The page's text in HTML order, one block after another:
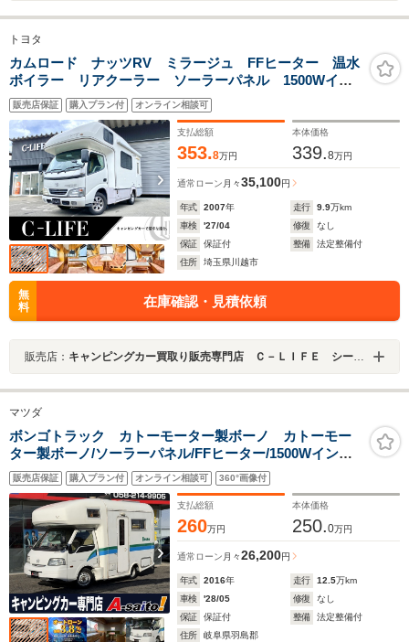
トヨタ
カムロード ナッツRV ミラージュ FFヒーター 温水
ボイラー リアクーラー ソーラーパネル 1500Wイン
バーター ルーフベント 防水マルチルーム 常設コン
ロ×2 TVモニター サイドオーニング リアラダー 社
外アルミ カセットトイレ
販売店保証 購入プラン付 オンライン相談可
支払総額
353.8万円
本体価格
339.8万円
通常ローン 月々35,100円
年式 2007年 走行 9.9万km
車検
'27/04 修復
なし
保証
保証付 整備
法定整備付
住所
埼玉県川越市
無
料
在庫確認・見積依頼
販売店： キャンピングカー買取り販売専門店 Ｃ－ＬＩＦＥ シーライフ川越店
マツダ
ボンゴトラック カトーモーター製ボーノ カトーモー
ター製ボーノ/ソーラーパネル/FFヒーター/1500Wインバ
ーター/ルーフベント/冷蔵庫/シンク/ツインサブB/サイク
ルキャリア/外部電源・充電
販売店保証 購入プラン付 オンライン相談可 360°画像付
支払総額
260万円
本体価格
250.0万円
通常ローン 月々26,200円
年式 2016年 走行 12.5万km
車検
'28/05 修復
なし
保証
保証付 整備
法定整備付
住所
岐阜県羽島郡